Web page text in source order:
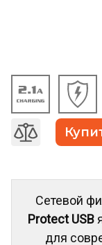
Сетевой
Protect USB
для